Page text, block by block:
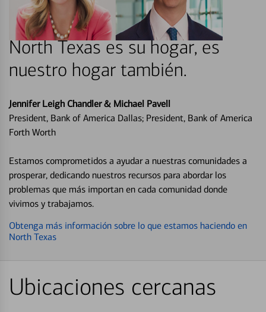
North Texas es su hogar, es
nuestro hogar también.
Jennifer Leigh Chandler & Michael Pavell
President, Bank of America Dallas; President, Bank of America
Forth Worth
Estamos comprometidos a ayudar a nuestras comunidades a
prosperar, dedicando nuestros recursos para abordar los
problemas que más importan en cada comunidad donde
vivimos y trabajamos.
Obtenga más información sobre lo que estamos haciendo en
North Texas
Ubicaciones cercanas